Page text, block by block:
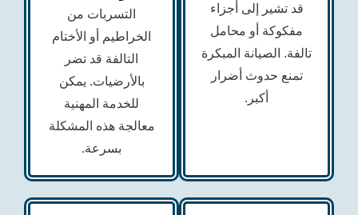
إلى أجزاء
أو محامل
الصيانة المبكرة
حدوث أضرار
الخراطيم أو الأختام
التالفة قد تضر
بالأرضيات. يمكن
للخدمة المهنية
معالجة هذه المشكلة